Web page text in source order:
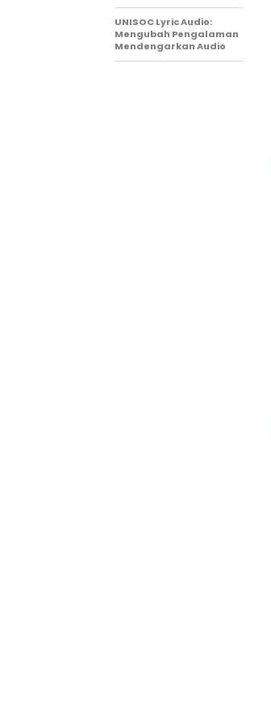
UNISOC Lyric Audio:
Mengubah Pengalaman
Mendengarkan Audio